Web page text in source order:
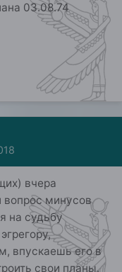
03.08.74
вчера
вопрос минусов
на судьбу
впускаешь его в
свои планы.